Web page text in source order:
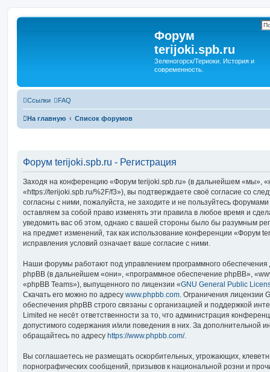
Форум
terijoki.spb.ru
Зеленогорск/Териоки. История и
современность.
Ссылки FAQ
На главную Список форумов
Форум terijoki.spb.ru - Регистрация
Заходя на конференцию «Форум terijoki.spb.ru» (в дальнейшем «мы»,
«https://terijoki.spb.ru/%2F/f3»), вы подтверждаете своё согласие со
согласны с ними, пожалуйста, не заходите и не пользуйтесь
оставляем за собой право изменять эти правила в любое время и
уведомить вас об этом, однако с вашей стороны было бы разумным
на предмет изменений, так как использование конференции «Форум
исправления условий означает ваше согласие с ними.
Наши форумы работают под управлением программного
phpBB (в дальнейшем «они», «программное обеспечение phpBB»,
«phpBB Teams»), выпущенного по лицензии «GNU General Public
Скачать его можно по адресу www.phpbb.com. Ограничения лицензии
обеспечения phpBB строго связаны с организацией и поддержкой
Limited не несёт ответственности за то, что администрация
допустимого содержания и/или поведения в них. За дополнительной
обращайтесь по адресу https://www.phpbb.com/.
Вы соглашаетесь не размещать оскорбительных, угрожающих,
порнографических сообщений, призывов к национальной розни и